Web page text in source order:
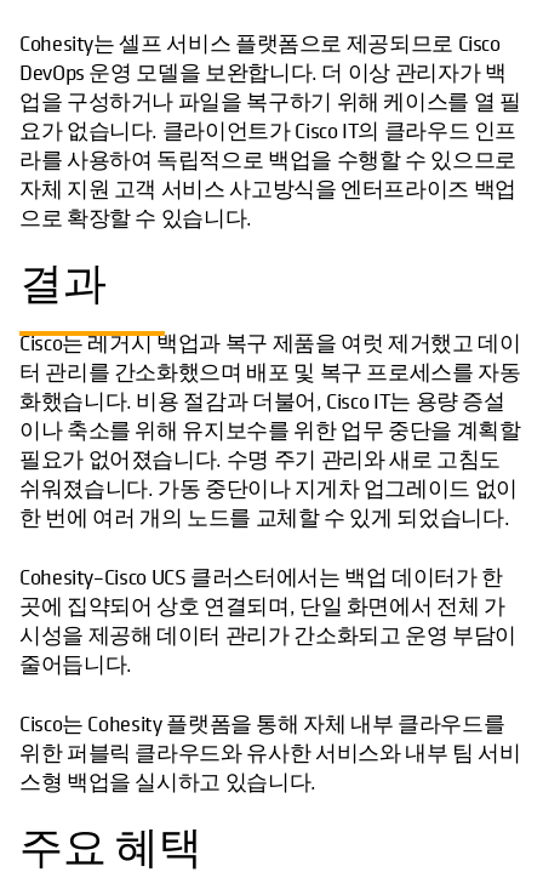
Cohesity는 셀프 서비스 플랫폼으로 제공되므로 Cisco
DevOps 운영 모델을 보완합니다. 더 이상 관리자가 백
업을 구성하거나 파일을 복구하기 위해 케이스를 열 필
요가 없습니다. 클라이언트가 Cisco IT의 클라우드 인프
라를 사용하여 독립적으로 백업을 수행할 수 있으므로
자체 지원 고객 서비스 사고방식을 엔터프라이즈 백업
으로 확장할 수 있습니다.
결과
Cisco는 레거시 백업과 복구 제품을 여럿 제거했고 데이
터 관리를 간소화했으며 배포 및 복구 프로세스를 자동
화했습니다. 비용 절감과 더불어, Cisco IT는 용량 증설
이나 축소를 위해 유지보수를 위한 업무 중단을 계획할
필요가 없어졌습니다. 수명 주기 관리와 새로 고침도
쉬워졌습니다. 가동 중단이나 지게차 업그레이드 없이
한 번에 여러 개의 노드를 교체할 수 있게 되었습니다.
Cohesity–Cisco UCS 클러스터에서는 백업 데이터가 한
곳에 집약되어 상호 연결되며, 단일 화면에서 전체 가
시성을 제공해 데이터 관리가 간소화되고 운영 부담이
줄어듭니다.
Cisco는 Cohesity 플랫폼을 통해 자체 내부 클라우드를
위한 퍼블릭 클라우드와 유사한 서비스와 내부 팀 서비
스형 백업을 실시하고 있습니다.
주요 혜택